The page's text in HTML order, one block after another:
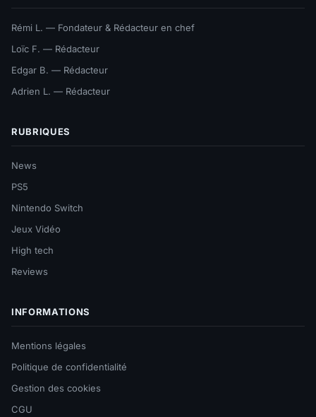
Rémi L. — Fondateur & Rédacteur en chef
Loïc F. — Rédacteur
Edgar B. — Rédacteur
Adrien L. — Rédacteur
RUBRIQUES
News
PS5
Nintendo Switch
Jeux Vidéo
High tech
Reviews
INFORMATIONS
Mentions légales
Politique de confidentialité
Gestion des cookies
CGU